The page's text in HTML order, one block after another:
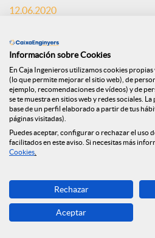
c
i
a
l
e
s
12.06.2020
Información sobre Cookies
En Caja Ingenieros utilizamos cookies
(lo que permite mejorar el sitio web), de
ejemplo, recomendaciones de vídeos) y de
se te muestra en sitios web y redes sociales.
base de un perfil elaborado a partir de tus
páginas visitadas).
Puedes aceptar, configurar o rechazar el uso
facilitados en este aviso. Si necesitas más
Cookies
Rechazar
Aceptar